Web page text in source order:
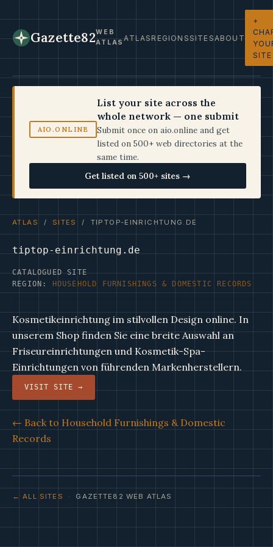
Gazette82WEB
ATLASATLASREGIONSSITESABOUT
+
SITE
AIO.ONLINE
List your site across the
whole network — one submit
Submit once on aio.online and get
listed on 500+ web directories at the
same time.
Get listed on 500+ sites →
ATLAS / SITES / TIPTOP-EINRICHTUNG.DE
tiptop-einrichtung.de
CATALOGUED SITE
REGION:
HOUSEHOLD FURNISHINGS & DOMESTIC RECORDS
Kosmetikeinrichtung im stilvollen Design online. In
unserem Shop finden Sie eine breite Auswahl an
Friseureinrichtungen und Kosmetik-Spa-
Einrichtungen von führenden Markenherstellern.
VISIT SITE →
← Back to Household Furnishings & Domestic
Records
← ALL SITES · GAZETTE82 WEB ATLAS